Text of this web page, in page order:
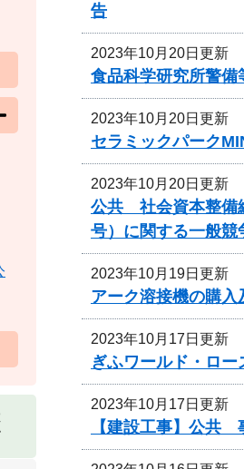
告
2023年10月20日更新
食品科学研究所警
2023年10月20日更新
セラミックパーク
2023年10月20日更新
公共 社会資本整備
号）に関する一般競
2023年10月19日更新
アーク溶接機の購
2023年10月17日更新
ぎふワールド・ロ
2023年10月17日更新
【建設工事】公共